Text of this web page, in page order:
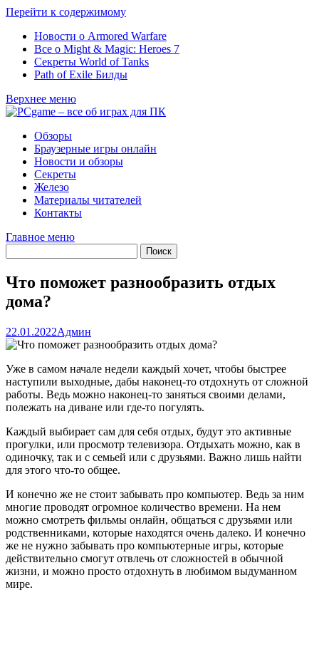
Перейти к содержимому
Новости о Armored Warfare
Все о Might & Magic: Heroes 7
Секреты World of Tanks
Path of Exile Билды
Верхнее меню
Обзоры
Браузерные игры онлайн
Новости и обзоры
Секреты
Железо
Материалы читателей
Контакты
Главное меню
Что поможет разнообразить отдых
дома?
22.01.2022Админ
Уже в самом начале недели каждый хочет, чтобы быстрее
наступили выходные, дабы наконец-то отдохнуть от сложной
работы. Ведь можно наконец-то заняться своими делами,
полежать на диване или где-то погулять.
Каждый выбирает сам для себя отдых, будут это активные
прогулки, или просмотр телевизора. Отдыхать можно, как в
одиночку, так и с семьей или с друзьями. Важно лишь найти
для этого что-то общее.
И конечно же не стоит забывать про компьютер. Ведь за ним
многие проводят огромное количество времени. На нем
можно смотреть фильмы онлайн, общаться с друзьями или
родственниками, которые находятся очень далеко. И конечно
же не нужно забывать про компьютерные игры, которые
действительно смогут отвлечь от сложностей в обычной
жизни, и можно просто отдохнуть в любимом выдуманном
мире.